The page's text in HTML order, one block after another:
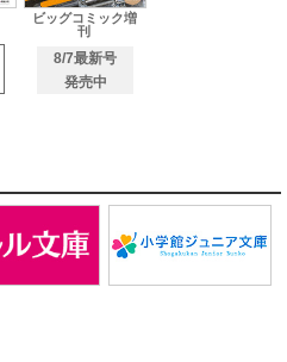
ビッグコミック増
刊
8/7最新号
発売中